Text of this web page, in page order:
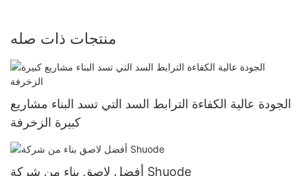
منتجات ذات صله
الجودة عالية الكفاءة الترابط السد التي تسد البناء مشاريع
كبيرة الزخرفة
أفضل لاصق بناء من شركة Shuode